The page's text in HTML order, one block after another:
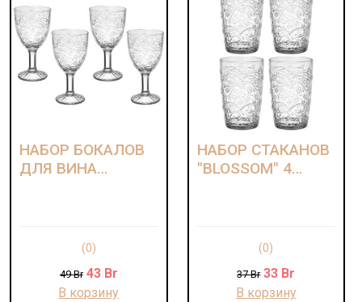
НАБОР БОКАЛОВ
ДЛЯ ВИНА
(0)
49Br 43 Br
В корзину
НАБОР СТАКАНОВ
"BLOSSOM" 4
(0)
37Br 33 Br
В корзину